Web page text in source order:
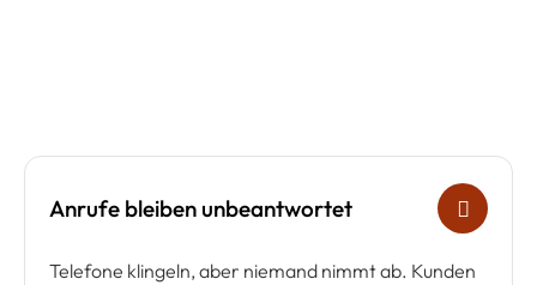
Anrufe bleiben unbeantwortet
Telefone klingeln, aber niemand nimmt ab. Kunden